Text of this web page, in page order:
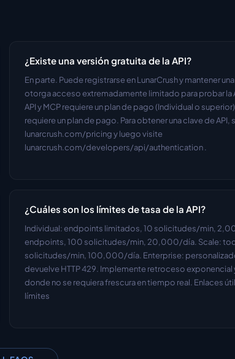
¿Existe una versión gratuita de la API?
En parte. Puede registrarse en LunarCrush y mantener
otorga acceso extremadamente limitado para probar la
API y MCP requiere un plan de pago (Individual o
requiere un plan de pago. Para obtener una clave de API,
lunarcrush.com/pricing y luego visite
lunarcrush.com/developers/api/authentication .
¿Cuáles son los límites de tasa de la API?
Individual: endpoints limitados, 10 solicitudes/min,
endpoints, 100 solicitudes/min, 20,000/día. Scale:
solicitudes/min, 100,000/día. Enterprise:
devuelve HTTP 429. Implemente retroceso exponencial
donde no se requiera frescura en tiempo real. Enlaces
límites